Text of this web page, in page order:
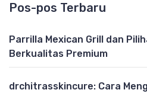
Pos-pos Terbaru
Parrilla Mexican Grill dan
Berkualitas Premium
drchitrasskincure: Cara